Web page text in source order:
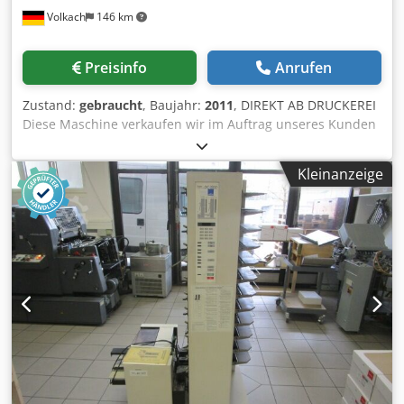
Volkach 146 km
Preisinfo Anrufen
Zustand: gebraucht, Baujahr: 2011, DIREKT AB DRUCKEREI
Diese Maschine verkaufen wir im Auftrag unseres Kunden
und versuchen seine Preisvorstellung zu realisieren. Wir
sind jedoch offen für Angebote Ihrerseits. Angebot besteht
aus: - Hochleistungs-Finisher DocuCutter DC-645 Duplo
DocuCutter DC-645 Hochleistungs-Finisher für digitale
Farbdrucke: - Anleger: Saug-/ Blasluftanleger mit
Ausrichtestrecke - Bedienung: per LCD-Display -
Steuerung: Barcodesteuerung - PC enthalten -
Auftragsspeicher: 80 Speicherplätze für
Wiederholungsaufträge - Fehlervermeidung: Ultraschall-
Doppelblattkontrolle Aussteuerfach Testlaufprogramm
Druckmarkenlesung - integrierte Messer: 6 Längsmesser +
1 Quermesser - Format: max. 650x370mm min.
210x210mm - Papiergewicht: Dodpfeu Sr Szox Ah Djkr 110-
350g/qm - Ladekapazität: 100mm - Rillungen pro Bogen:
Kleinanzeige